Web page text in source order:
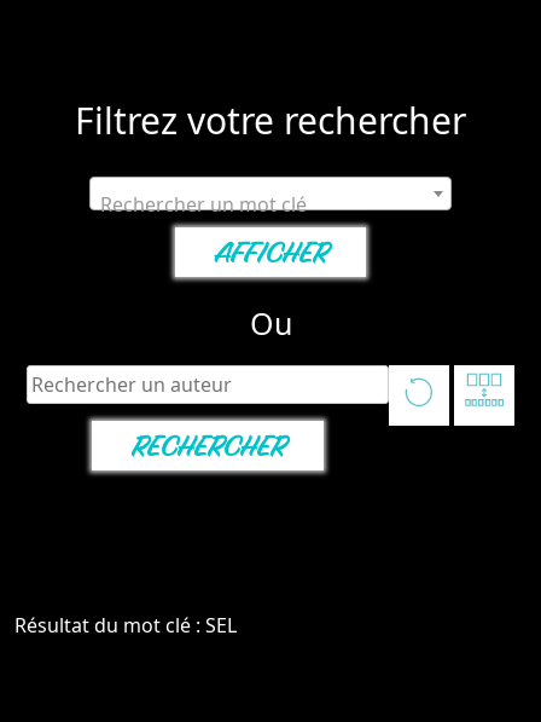
Filtrez votre rechercher
Rechercher un mot clé
Ou
Résultat du mot clé : SEL